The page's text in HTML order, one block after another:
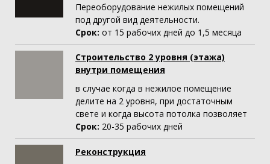
Переоборудование нежилых помещений
под другой вид деятельности.
Срок: от 15 рабочих дней до 1,5 месяца
Строительство 2 уровня (этажа)
внутри помещения
в случае когда в нежилое помещение
делите на 2 уровня, при достаточным
свете и когда высота потолка позволяет
Срок: 20-35 рабочих дней
Реконструкция